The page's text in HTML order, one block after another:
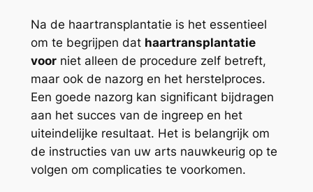
Na de haartransplantatie is het essentieel
om te begrijpen dat haartransplantatie
voorniet alleen de procedure zelf betreft,
maar ook de nazorg en het herstelproces.
Een goede nazorg kan significant bijdragen
aan het succes van de ingreep en het
uiteindelijke resultaat. Het is belangrijk om
de instructies van uw arts nauwkeurig op te
volgen om complicaties te voorkomen.